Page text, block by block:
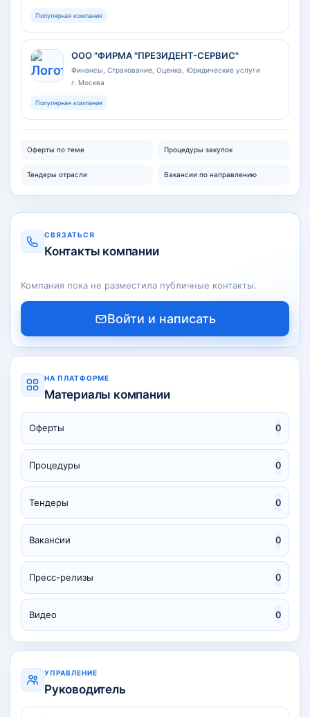
Популярная компания
ООО "ФИРМА "ПРЕЗИДЕНТ-СЕРВИС"
Финансы, Страхование, Оценка, Юридические услуги
г. Москва
Популярная компания
Оферты по теме Процедуры закупок
Тендеры отрасли Вакансии по направлению
СВЯЗАТЬСЯ
Контакты компании
Компания пока не разместила публичные контакты.
Войти и написать
НА ПЛАТФОРМЕ
Материалы компании
Оферты 0
Процедуры 0
Тендеры 0
Вакансии 0
Пресс-релизы 0
Видео 0
УПРАВЛЕНИЕ
Руководитель